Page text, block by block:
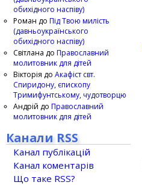
обихідного наспіву)
Роман до Під Твою милість
(давньоукраїнського
обихідного наспіву)
Світлана до Православний
молитовник для дітей
Вікторія до Акафіст свт.
Спиридону, єпископу
Тримифунтському, чудотворцю
Андрій до Православний
молитовник для дітей
Канали RSS
Канал публікацій
Канал коментарів
Що таке RSS?